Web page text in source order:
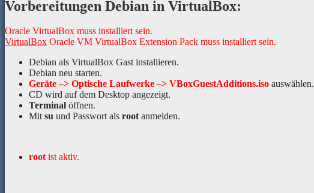
Vorbereitungen Debian in VirtualBox:
Oracle VirtualBox muss installiert sein.
VirtualBox Oracle VM VirtualBox Extension Pack muss installiert sein.
Debian als VirtualBox Gast installieren.
Debian neu starten.
Geräte –> Optische Laufwerke –> VBoxGuestAdditions.iso auswählen.
CD wird auf dem Desktop angezeigt.
Terminal öffnen.
Mitsu und Passwort als rootanmelden.
rootist aktiv.